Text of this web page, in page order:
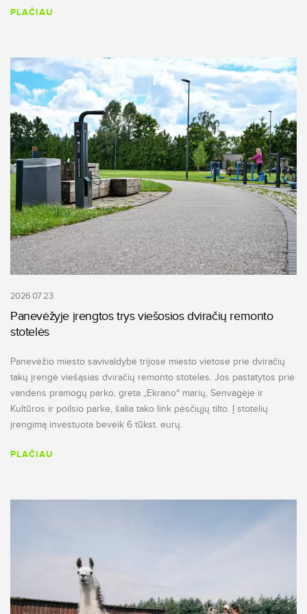
PLAČIAU
2026 07 23
Panevėžyje įrengtos trys viešosios dviračių remonto
stotelės
Panevėžio miesto savivaldybė trijose miesto vietose prie dviračių
takų įrengė viešąsias dviračių remonto stoteles. Jos pastatytos prie
vandens pramogų parko, greta „Ekrano“ marių, Senvagėje ir
Kultūros ir poilsio parke, šalia tako link pėsčiųjų tilto. Į stotelių
įrengimą investuota beveik 6 tūkst. eurų.
PLAČIAU